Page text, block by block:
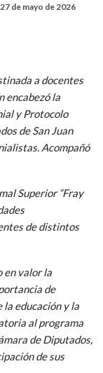
de mayo de 2026
a docentes
encabezó la
y Protocolo
de San Juan
Acompañó
Superior “Fray
de distintos
en valor la
de
la educación y la
al programa
de Diputados,
de sus